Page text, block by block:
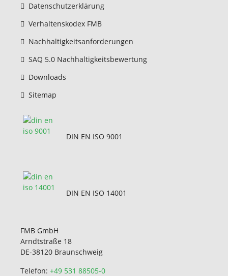
Datenschutzerklärung
Verhaltenskodex FMB
Nachhaltigkeitsanforderungen
SAQ 5.0 Nachhaltigkeitsbewertung
Downloads
Sitemap
DIN EN ISO 9001
DIN EN ISO 14001
FMB GmbH
Arndtstraße 18
DE-38120 Braunschweig
Telefon: +49 531 88505-0